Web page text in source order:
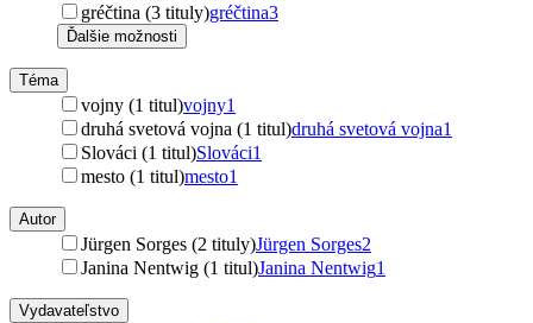
gréčtina (3 tituly)gréčtina3
Ďalšie možnosti
Téma
vojny (1 titul)vojny1
druhá svetová vojna (1 titul)druhá svetová vojna1
Slováci (1 titul)Slováci1
mesto (1 titul)mesto1
Autor
Jürgen Sorges (2 tituly)Jürgen Sorges2
Janina Nentwig (1 titul)Janina Nentwig1
Vydavateľstvo